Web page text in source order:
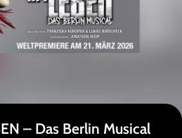
– Das Berlin Musical